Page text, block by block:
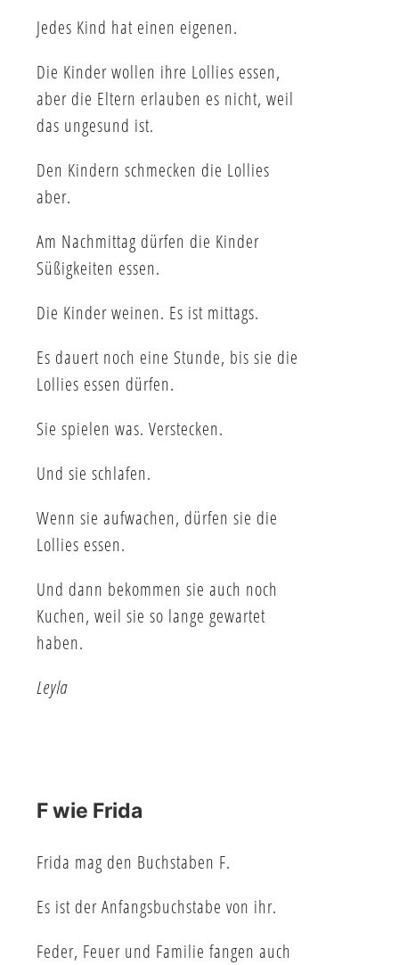
Jedes Kind hat einen eigenen.
Die Kinder wollen ihre Lollies essen,
aber die Eltern erlauben es nicht, weil
das ungesund ist.
Den Kindern schmecken die Lollies
aber.
Am Nachmittag dürfen die Kinder
Süßigkeiten essen.
Die Kinder weinen. Es ist mittags.
Es dauert noch eine Stunde, bis sie die
Lollies essen dürfen.
Sie spielen was. Verstecken.
Und sie schlafen.
Wenn sie aufwachen, dürfen sie die
Lollies essen.
Und dann bekommen sie auch noch
Kuchen, weil sie so lange gewartet
haben.
Leyla
F wie Frida
Frida mag den Buchstaben F.
Es ist der Anfangsbuchstabe von ihr.
Feder, Feuer und Familie fangen auch